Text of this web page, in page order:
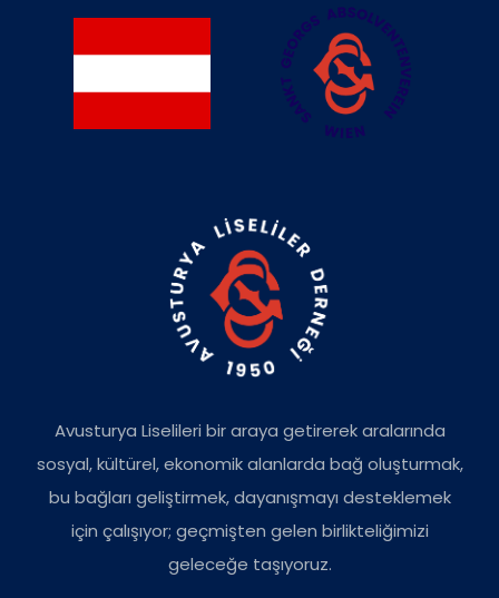
Avusturya Liselileri bir araya getirerek aralarında
sosyal, kültürel, ekonomik alanlarda bağ oluşturmak,
bu bağları geliştirmek, dayanışmayı desteklemek
için çalışıyor; geçmişten gelen birlikteliğimizi
geleceğe taşıyoruz.